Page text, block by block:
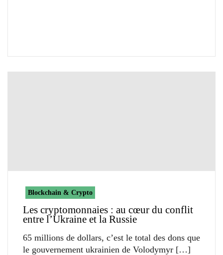
Blockchain & Crypto
Les cryptomonnaies : au cœur du conflit
entre l’Ukraine et la Russie
65 millions de dollars, c’est le total des dons que
le gouvernement ukrainien de Volodymyr